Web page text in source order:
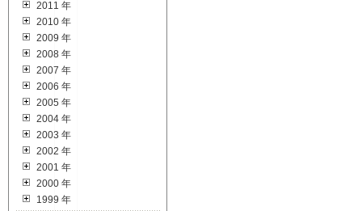
2011 年
2010 年
2009 年
2008 年
2007 年
2006 年
2005 年
2004 年
2003 年
2002 年
2001 年
2000 年
1999 年